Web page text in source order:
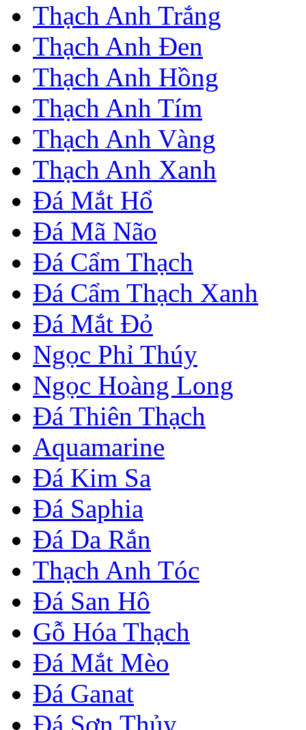
Thạch Anh Trắng
Thạch Anh Đen
Thạch Anh Hồng
Thạch Anh Tím
Thạch Anh Vàng
Thạch Anh Xanh
Đá Mắt Hổ
Đá Mã Não
Đá Cẩm Thạch
Đá Cẩm Thạch Xanh
Đá Mắt Đỏ
Ngọc Phỉ Thúy
Ngọc Hoàng Long
Đá Thiên Thạch
Aquamarine
Đá Kim Sa
Đá Saphia
Đá Da Rắn
Thạch Anh Tóc
Đá San Hô
Gỗ Hóa Thạch
Đá Mắt Mèo
Đá Ganat